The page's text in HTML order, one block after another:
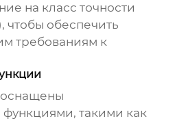
на класс точности
чтобы обеспечить
требованиям к
такими как